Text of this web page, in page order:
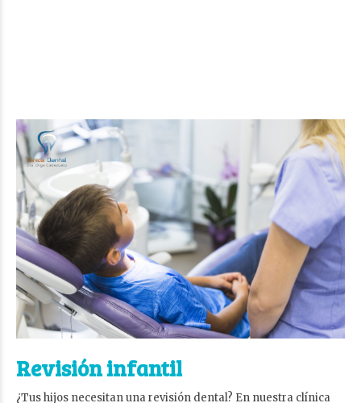
Revisión infantil
¿Tus hijos necesitan una revisión dental? En nuestra clínica